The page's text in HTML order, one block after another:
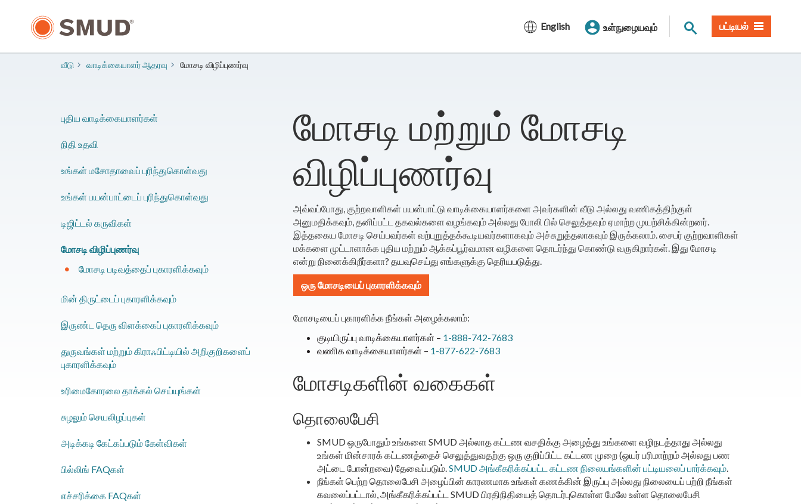
உள்ளடக்கத்திற்கு
English உள்நுழையவும் தளத் தேடல்
பட்டியல்
வீடு வாடிக்கையாளர் ஆதரவு மோசடி விழிப்புணர்வு
மோசடி மற்றும் மோசடி
விழிப்புணர்வு
அவ்வப்போது, குற்றவாளிகள் பயன்பாட்டு வாடிக்கையாளர்களை அவர்களின் வீடு அல்லது வணிகத்திற்குள்
அனுமதிக்கவும், தனிப்பட்ட தகவல்களை வழங்கவும் அல்லது போலி பில் செலுத்தவும் ஏமாற்ற முயற்சிக்கின்றனர்.
இத்தகைய மோசடி செய்பவர்கள் வற்புறுத்தக்கூடியவர்களாகவும் அச்சுறுத்தலாகவும் இருக்கலாம். சைபர் குற்றவாளிகள்
மக்களை முட்டாளாக்க புதிய மற்றும் ஆக்கப்பூர்வமான வழிகளை தொடர்ந்து கொண்டு வருகிறார்கள். இது மோசடி
என்று நினைக்கிறீர்களா? தயவுசெய்து எங்களுக்கு தெரியபடுத்து.
ஒரு மோசடியைப் புகாரளிக்கவும்
மோசடியைப் புகாரளிக்க நீங்கள் அழைக்கலாம்:
குடியிருப்பு வாடிக்கையாளர்கள் – 1-888-742-7683
வணிக வாடிக்கையாளர்கள் – 1-877-622-7683
மோசடிகளின் வகைகள்
தொலைபேசி
SMUD ஒருபோதும் உங்களை SMUD அல்லாத கட்டண வசதிக்கு அழைத்து உங்களை வழிநடத்தாது அல்லது
உங்கள் மின்சாரக் கட்டணத்தைச் செலுத்துவதற்கு ஒரு குறிப்பிட்ட கட்டண முறை (ஒயர் பரிமாற்றம் அல்லது பண
அட்டை போன்றவை) தேவைப்படும்.SMUD அங்கீகரிக்கப்பட்ட கட்டண நிலையங்களின் பட்டியலைப் பார்க்கவும்.
நீங்கள் பெற்ற தொலைபேசி அழைப்பின் காரணமாக உங்கள் கணக்கின் இருப்பு அல்லது நிலையைப் பற்றி நீங்கள்
கவலைப்பட்டால், அங்கீகரிக்கப்பட்ட SMUD பிரதிநிதியைத் தொடர்புகொள்ள மேலே உள்ள தொலைபேசி
புதிய வாடிக்கையாளர்கள்
நிதி உதவி
உங்கள் மசோதாவைப் புரிந்துகொள்வது
உங்கள் பயன்பாட்டைப் புரிந்துகொள்வது
டிஜிட்டல் கருவிகள்
மோசடி விழிப்புணர்வு
மோசடி படிவத்தைப் புகாரளிக்கவும்
மின் திருட்டைப் புகாரளிக்கவும்
இருண்ட தெரு விளக்கைப் புகாரளிக்கவும்
துருவங்கள் மற்றும் கிராஃபிட்டியில் அறிகுறிகளைப்
புகாரளிக்கவும்
உரிமைகோரலை தாக்கல் செய்யுங்கள்
சுழலும் செயலிழப்புகள்
​அடிக்கடி கேட்கப்படும் கேள்விகள்
பில்லிங் FAQகள்
எச்சரிக்கை FAQகள்